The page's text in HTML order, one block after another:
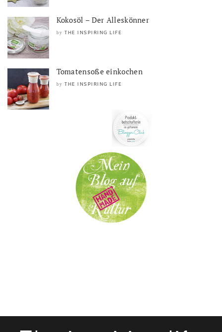
Kokosöl – Der Alleskönner
by THE INSPIRING LIFE
Tomatensoße einkochen
by THE INSPIRING LIFE